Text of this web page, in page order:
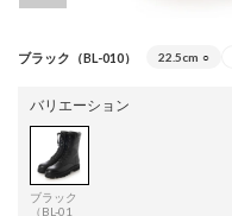
ブラック（BL-010） 22.5cm ○
バリエーション
ブラック
（BL-01